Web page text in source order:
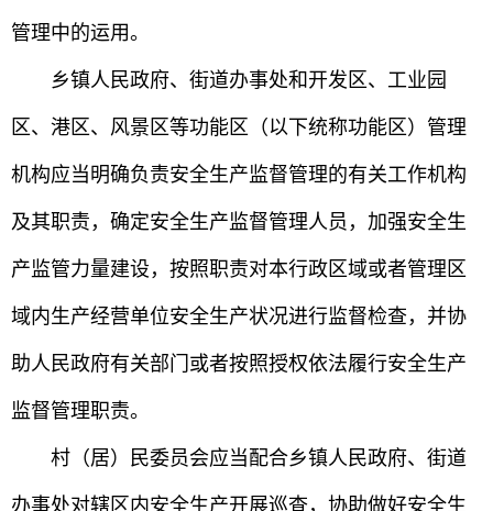
管理中的运用。
乡镇人民政府、街道办事处和开发区、工业园
区、港区、风景区等功能区（以下统称功能区）管理
机构应当明确负责安全生产监督管理的有关工作机构
及其职责，确定安全生产监督管理人员，加强安全生
产监管力量建设，按照职责对本行政区域或者管理区
域内生产经营单位安全生产状况进行监督检查，并协
助人民政府有关部门或者按照授权依法履行安全生产
监督管理职责。
村（居）民委员会应当配合乡镇人民政府、街道
办事处对辖区内安全生产开展巡查，协助做好安全生